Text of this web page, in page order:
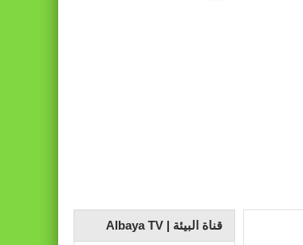
قناة البيئة | Albaya TV